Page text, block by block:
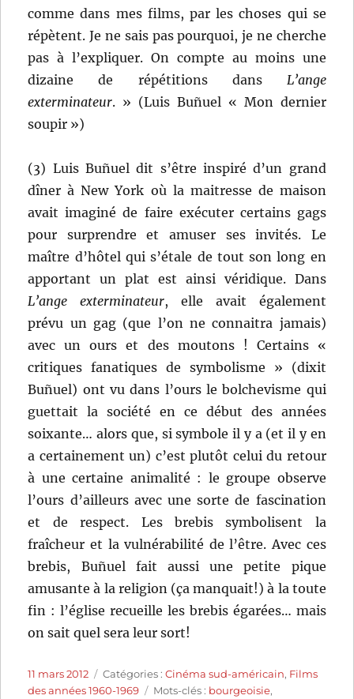
comme dans mes films, par les choses qui se
répètent. Je ne sais pas pourquoi, je ne cherche
pas à l’expliquer. On compte au moins une
dizaine de répétitions dans L’ange
exterminateur. » (Luis Buñuel « Mon dernier
soupir »)
(3) Luis Buñuel dit s’être inspiré d’un grand
dîner à New York où la maitresse de maison
avait imaginé de faire exécuter certains gags
pour surprendre et amuser ses invités. Le
maître d’hôtel qui s’étale de tout son long en
apportant un plat est ainsi véridique. Dans
L’ange exterminateur, elle avait également
prévu un gag (que l’on ne connaitra jamais)
avec un ours et des moutons ! Certains «
critiques fanatiques de symbolisme » (dixit
Buñuel) ont vu dans l’ours le bolchevisme qui
guettait la société en ce début des années
soixante… alors que, si symbole il y a (et il y en
a certainement un) c’est plutôt celui du retour
à une certaine animalité : le groupe observe
l’ours d’ailleurs avec une sorte de fascination
et de respect. Les brebis symbolisent la
fraîcheur et la vulnérabilité de l’être. Avec ces
brebis, Buñuel fait aussi une petite pique
amusante à la religion (ça manquait!) à la toute
fin : l’église recueille les brebis égarées… mais
on sait quel sera leur sort!
Publié
le
11 mars 2012 Catégories
Catégories :Cinéma sud-américain, Films
des années 1960-1969
Étiquettes
Mots-clés : bourgeoisie,